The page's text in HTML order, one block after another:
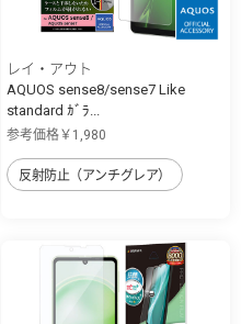
レイ・アウト
AQUOS sense8/sense7 Like
standard ｶﾞﾗ...
参考価格￥1,980
反射防止（アンチグレア）